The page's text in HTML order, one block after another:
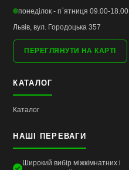
понеділок - п`ятниця 09.00-18.00
Львів, вул. Городоцька 357
ПЕРЕГЛЯНУТИ НА КАРТІ
КАТАЛОГ
Каталог
НАШІ ПЕРЕВАГИ
Широкий вибір міжкімнатних і